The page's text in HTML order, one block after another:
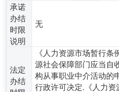
承诺
办结
时限
说明
无
法定
办结
《人力资源市场暂行
源社会保障部门应当自
构从事职业中介活动的
行政许可决定.《人力